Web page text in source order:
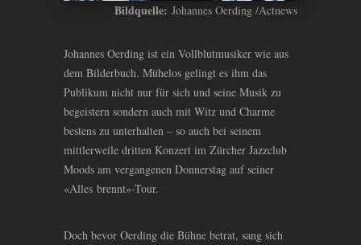
Bildquelle: Johannes Oerding /Actnews
Johannes Oerding ist ein Vollblutmusiker wie aus
dem Bilderbuch. Mühelos gelingt es ihm das
Publikum nicht nur für sich und seine Musik zu
begeistern sondern auch mit Witz und Charme
bestens zu unterhalten – so auch bei seinem
mittlerweile dritten Konzert im Zürcher Jazzclub
Moods am vergangenen Donnerstag auf seiner
«Alles brennt»-Tour.
Doch bevor Oerding die Bühne betrat, sang sich